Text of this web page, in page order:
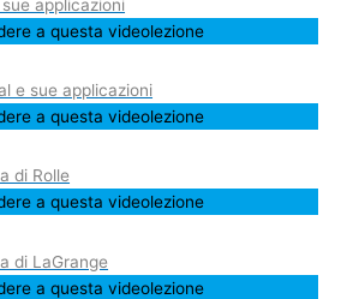
applicazioni
a questa videolezione
e sue applicazioni
a questa videolezione
di Rolle
a questa videolezione
di LaGrange
a questa videolezione